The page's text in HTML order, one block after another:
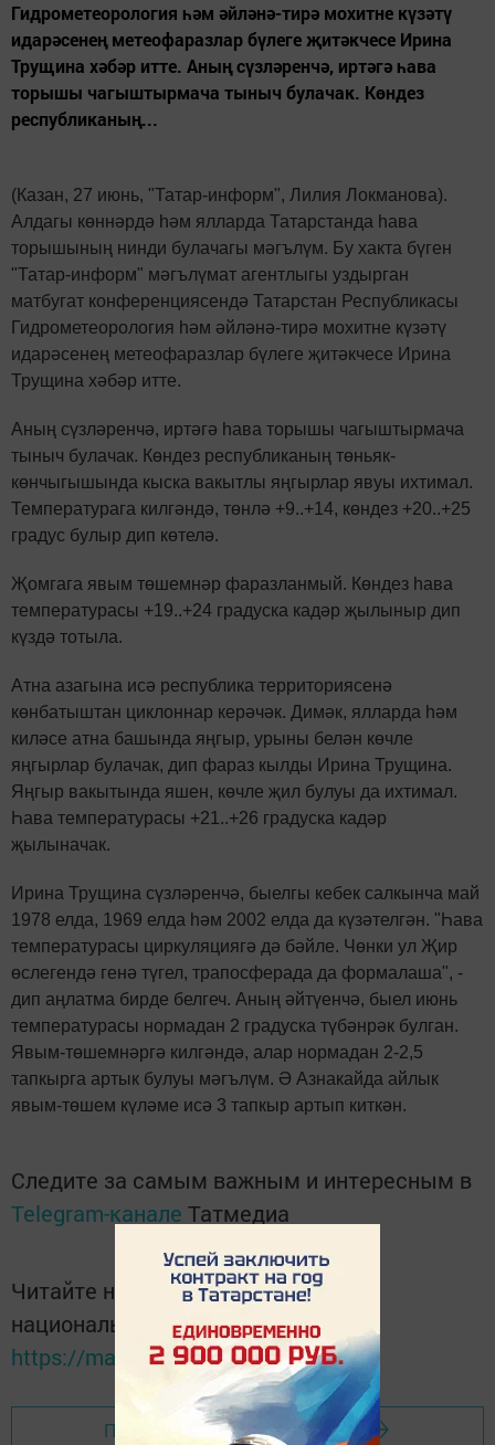
Гидрометеорология һәм әйләнә-тирә мохитне күзәтү
идарәсенең метеофаразлар бүлеге җитәкчесе Ирина
Трущина хәбәр итте. Аның сүзләренчә, иртәгә һава
торышы чагыштырмача тыныч булачак. Көндез
республиканың...
(Казан, 27 июнь, "Татар-информ", Лилия Локманова).
Алдагы көннәрдә һәм ялларда Татарстанда һава
торышының нинди булачагы мәгълүм. Бу хакта бүген
"Татар-информ" мәгълүмат агентлыгы уздырган
матбугат конференциясендә Татарстан Республикасы
Гидрометеорология һәм әйләнә-тирә мохитне күзәтү
идарәсенең метеофаразлар бүлеге җитәкчесе Ирина
Трущина хәбәр итте.
Аның сүзләренчә, иртәгә һава торышы чагыштырмача
тыныч булачак. Көндез республиканың төньяк-
көнчыгышында кыска вакытлы яңгырлар явуы ихтимал.
Температурага килгәндә, төнлә +9..+14, көндез +20..+25
градус булыр дип көтелә.
Җомгага явым төшемнәр фаразланмый. Көндез һава
температурасы +19..+24 градуска кадәр җылыныр дип
күздә тотыла.
Атна азагына исә республика территориясенә
көнбатыштан циклоннар керәчәк. Димәк, ялларда һәм
киләсе атна башында яңгыр, урыны белән көчле
яңгырлар булачак, дип фараз кылды Ирина Трущина.
Яңгыр вакытында яшен, көчле җил булуы да ихтимал.
Һава температурасы +21..+26 градуска кадәр
җылыначак.
Ирина Трущина сүзләренчә, быелгы кебек салкынча май
1978 елда, 1969 елда һәм 2002 елда да күзәтелгән. "Һава
температурасы циркуляциягә дә бәйле. Чөнки ул Җир
өслегендә генә түгел, трапосферада да формалаша", -
дип аңлатма бирде белгеч. Аның әйтүенчә, быел июнь
температурасы нормадан 2 градуска түбәнрәк булган.
Явым-төшемнәргә килгәндә, алар нормадан 2-2,5
тапкырга артык булуы мәгълүм. Ə Азнакайда айлык
явым-төшем күләме исә 3 тапкыр артып киткән.
Следите за самым важным и интересным в
Telegram-канале Татмедиа
Читайте новости Татарстана в
национальном мессенджере MАХ:
https://max.ru/tatmedia
Перейти на страницу новости